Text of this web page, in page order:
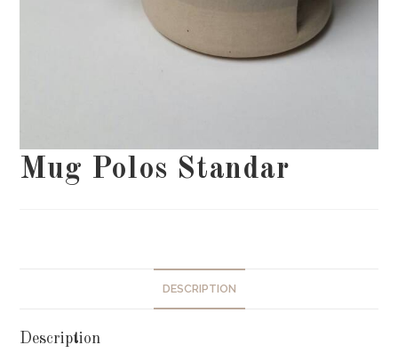
Mug Polos Standar
DESCRIPTION
Description